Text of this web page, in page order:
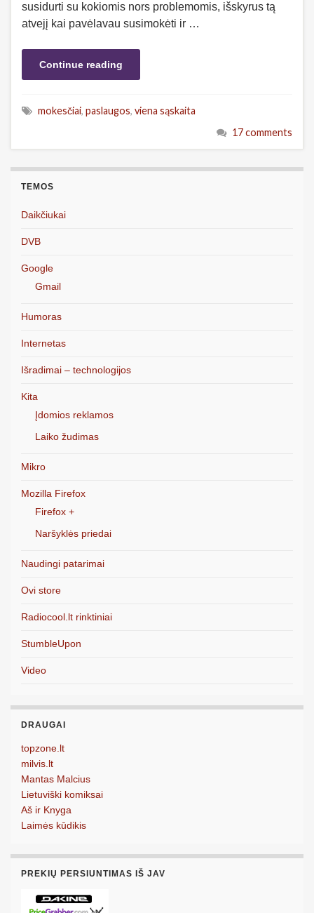
susidurti su kokiomis nors problemomis, išskyrus tą
atvejį kai pavėlavau susimokėti ir …
Continue reading
mokesčiai, paslaugos, viena sąskaita
17 comments
TEMOS
Daikčiukai
DVB
Google
Gmail
Humoras
Internetas
Išradimai – technologijos
Kita
Įdomios reklamos
Laiko žudimas
Mikro
Mozilla Firefox
Firefox +
Naršyklės priedai
Naudingi patarimai
Ovi store
Radiocool.lt rinktiniai
StumbleUpon
Video
DRAUGAI
topzone.lt
milvis.lt
Mantas Malcius
Lietuviški komiksai
Aš ir Knyga
Laimės kūdikis
PREKIŲ PERSIUNTIMAS IŠ JAV